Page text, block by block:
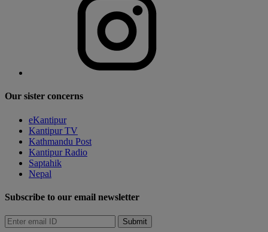
Our sister concerns
eKantipur
Kantipur TV
Kathmandu Post
Kantipur Radio
Saptahik
Nepal
Subscribe to our email newsletter
Submit